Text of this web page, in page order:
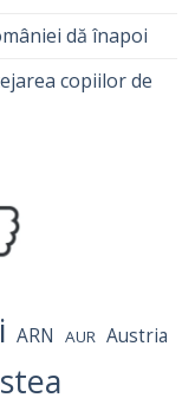
dă înapoi
copiilor de
ARN AUR Austria